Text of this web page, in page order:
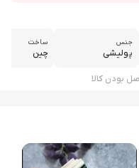
جنس
پولیشی
ساخت
چین
بودن کالا